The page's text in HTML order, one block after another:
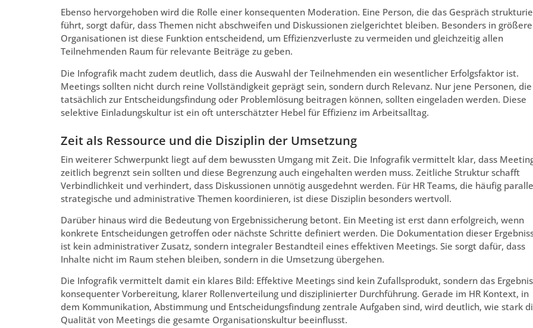
Ebenso hervorgehoben wird die Rolle einer konsequenten Moderation. Eine Person, die das Gespräch
führt, sorgt dafür, dass Themen nicht abschweifen und Diskussionen zielgerichtet bleiben. Besonders in
Organisationen ist diese Funktion entscheidend, um Effizienzverluste zu vermeiden und gleichzeitig allen
Teilnehmenden Raum für relevante Beiträge zu geben.
Die Infografik macht zudem deutlich, dass die Auswahl der Teilnehmenden ein wesentlicher Erfolgsfaktor ist.
Meetings sollten nicht durch reine Vollständigkeit geprägt sein, sondern durch Relevanz. Nur jene Personen, die
tatsächlich zur Entscheidungsfindung oder Problemlösung beitragen können, sollten eingeladen werden. Diese
selektive Einladungskultur ist ein oft unterschätzter Hebel für Effizienz im Arbeitsalltag.
Zeit als Ressource und die Disziplin der Umsetzung
Ein weiterer Schwerpunkt liegt auf dem bewussten Umgang mit Zeit. Die Infografik vermittelt klar, dass
zeitlich begrenzt sein sollten und diese Begrenzung auch eingehalten werden muss. Zeitliche Struktur schafft
Verbindlichkeit und verhindert, dass Diskussionen unnötig ausgedehnt werden. Für HR Teams, die häufig
strategische und administrative Themen koordinieren, ist diese Disziplin besonders wertvoll.
Darüber hinaus wird die Bedeutung von Ergebnissicherung betont. Ein Meeting ist erst dann erfolgreich, wenn
konkrete Entscheidungen getroffen oder nächste Schritte definiert werden. Die Dokumentation dieser
ist kein administrativer Zusatz, sondern integraler Bestandteil eines effektiven Meetings. Sie sorgt dafür, dass
Inhalte nicht im Raum stehen bleiben, sondern in die Umsetzung übergehen.
Die Infografik vermittelt damit ein klares Bild: Effektive Meetings sind kein Zufallsprodukt, sondern das Ergebnis
konsequenter Vorbereitung, klarer Rollenverteilung und disziplinierter Durchführung. Gerade im HR Kontext, in
dem Kommunikation, Abstimmung und Entscheidungsfindung zentrale Aufgaben sind, wird deutlich, wie stark
Qualität von Meetings die gesamte Organisationskultur beeinflusst.